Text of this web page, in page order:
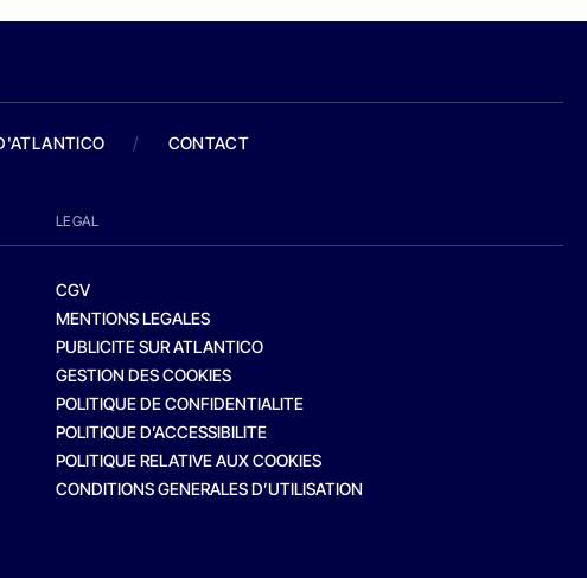
/ CONTACT
LEGAL
CGV
MENTIONS LEGALES
PUBLICITE SUR ATLANTICO
GESTION DES COOKIES
POLITIQUE DE CONFIDENTIALITE
POLITIQUE D’ACCESSIBILITE
POLITIQUE RELATIVE AUX COOKIES
CONDITIONS GENERALES D’UTILISATION